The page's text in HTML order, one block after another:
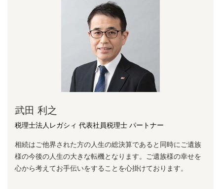
武田 利之
税理士法人レガシィ 代表社員税理士 パートナー
相続はご他界された方の人生の総決算であると同時にご遺族
様の今後の人生の大きな転機となります。ご遺族様の幸せを
心から考えてお手伝いをすることを心掛けております。